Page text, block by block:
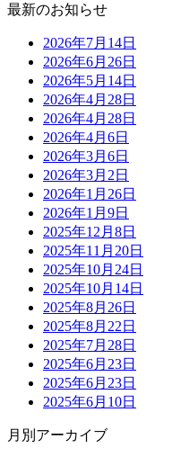
最新のお知らせ
2026年7月14日
2026年6月26日
2026年5月14日
2026年4月28日
2026年4月28日
2026年4月6日
2026年3月6日
2026年3月2日
2026年1月26日
2026年1月9日
2025年12月8日
2025年11月20日
2025年10月24日
2025年10月14日
2025年8月26日
2025年8月22日
2025年7月28日
2025年6月23日
2025年6月23日
2025年6月10日
月別アーカイブ